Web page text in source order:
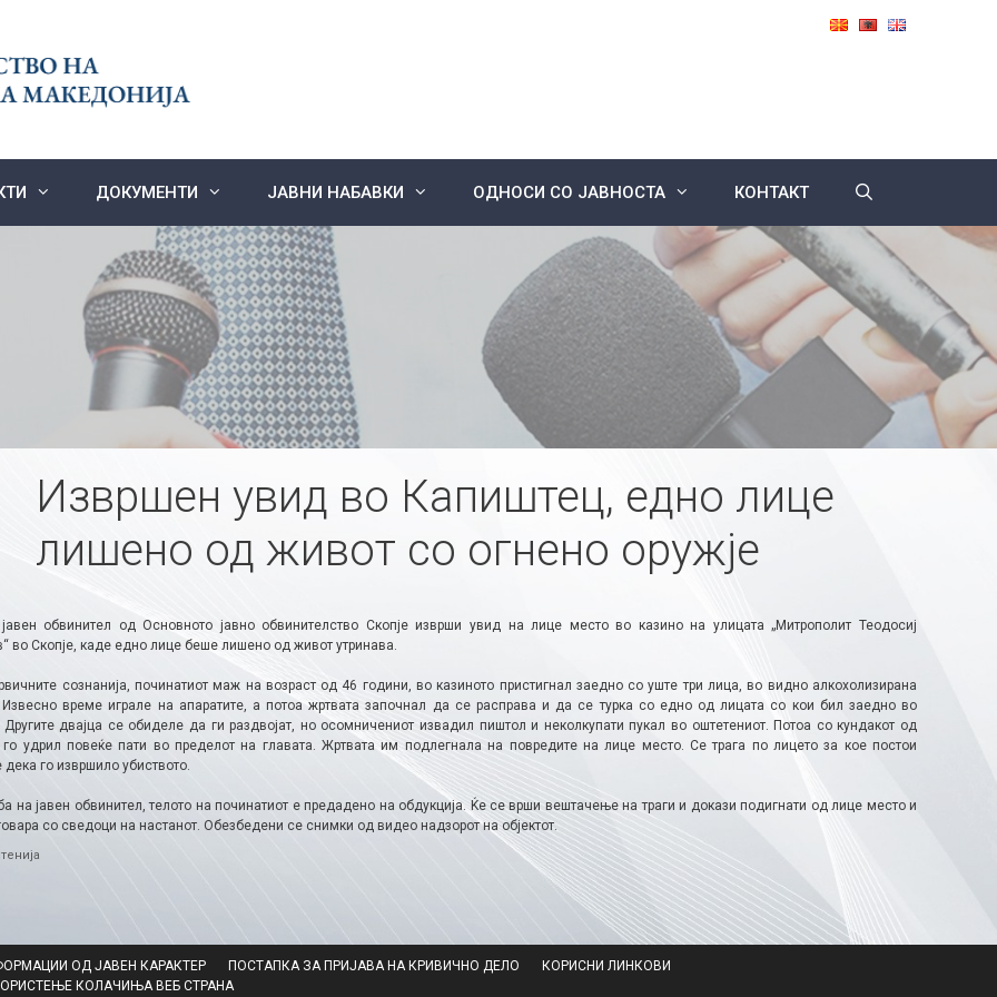
ДОКУМЕНТИ ЈАВНИ НАБАВКИ ОДНОСИ СО ЈАВНОСТА КОНТАКТ
Извршен увид во Капиштец, едно лице
лишено од живот со огнено оружје
обвинител од Основното јавно обвинителство Скопје изврши увид на лице место во казино на улицата „Митрополит Теодосиј
во Скопје, каде едно лице беше лишено од живот утринава.
сознанија, починатиот маж на возраст од 46 години, во казиното пристигнал заедно со уште три лица, во видно алкохолизирана
Извесно време играле на апаратите, а потоа жртвата започнал да се расправа и да се турка со едно од лицата со кои бил заедно во
Другите двајца се обиделе да ги раздвојат, но осомничениот извадил пиштол и неколкупати пукал во оштетениот. Потоа со кундакот од
го удрил повеќе пати во пределот на главата. Жртвата им подлегнала на повредите на лице место. Се трага по лицето за кое постои
го извршило убиството.
на јавен обвинител, телото на починатиот е предадено на обдукција. Ќе се врши вештачење на траги и докази подигнати од лице место и
со сведоци на настанот. Обезбедени се снимки од видео надзорот на објектот.​
ОД ЈАВЕН КАРАКТЕР ПОСТАПКА ЗА ПРИЈАВА НА КРИВИЧНО ДЕЛО
КОРИСНИ ЛИНКОВИ
КОЛАЧИЊА ВЕБ СТРАНА